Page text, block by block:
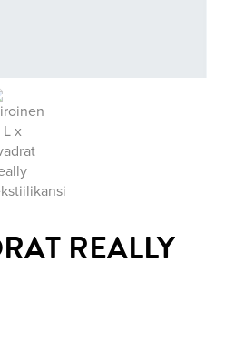
REALLY